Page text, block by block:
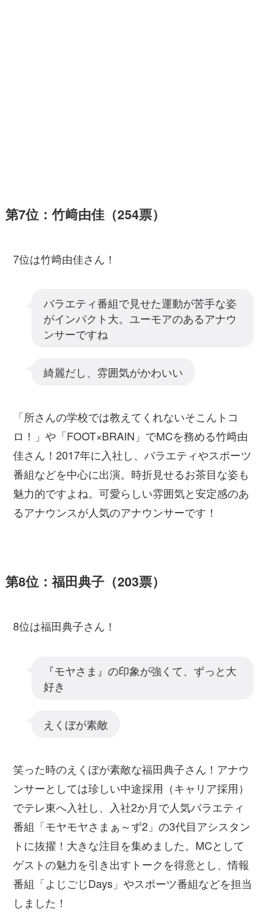
第7位：竹﨑由佳（254票）
7位は竹﨑由佳さん！
バラエティ番組で見せた運動が苦手な姿
がインパクト大。ユーモアのあるアナウ
ンサーですね
綺麗だし、雰囲気がかわいい
「所さんの学校では教えてくれないそこんトコ
ロ！」や「FOOT×BRAIN」でMCを務める竹﨑由
佳さん！2017年に入社し、バラエティやスポーツ
番組などを中心に出演。時折見せるお茶目な姿も
魅力的ですよね。可愛らしい雰囲気と安定感のあ
るアナウンスが人気のアナウンサーです！
第8位：福田典子（203票）
8位は福田典子さん！
『モヤさま』の印象が強くて、ずっと大
好き
えくぼが素敵
笑った時のえくぼが素敵な福田典子さん！アナウ
ンサーとしては珍しい中途採用（キャリア採用）
でテレ東へ入社し、入社2か月で人気バラエティ
番組「モヤモヤさまぁ～ず2」の3代目アシスタン
トに抜擢！大きな注目を集めました。MCとして
ゲストの魅力を引き出すトークを得意とし、情報
番組「よじごじDays」やスポーツ番組などを担当
しました！